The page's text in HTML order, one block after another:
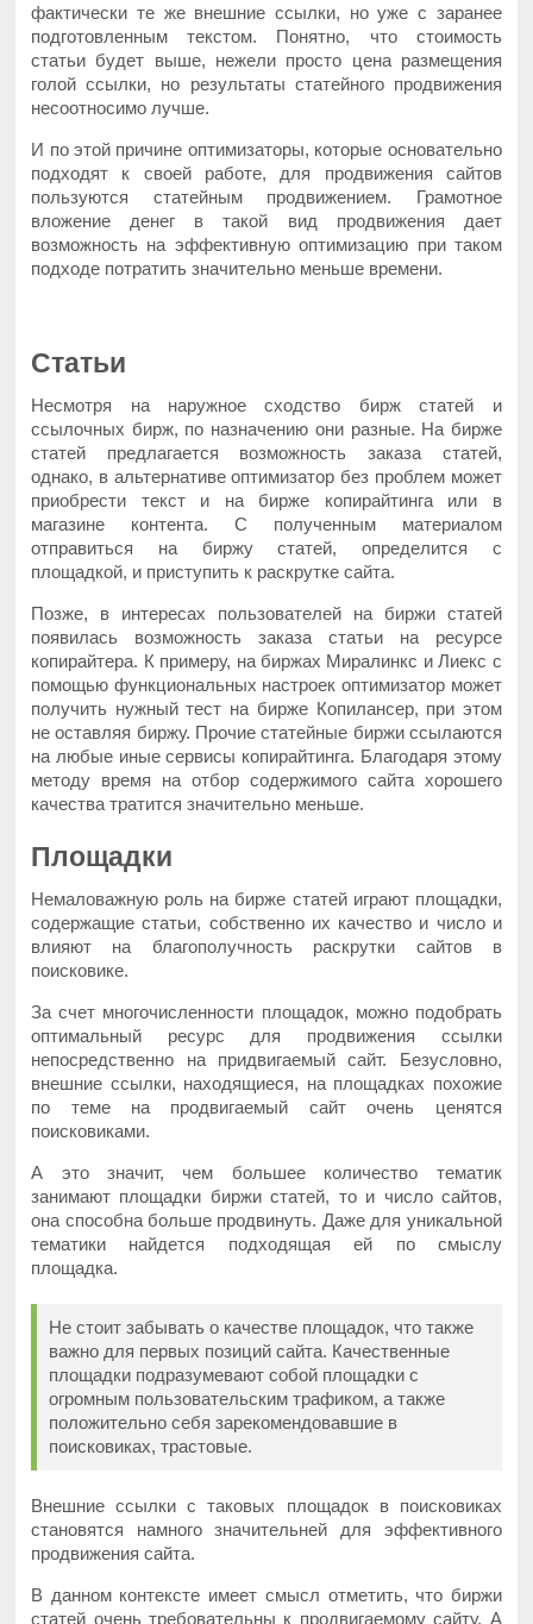
фактически те же внешние ссылки, но уже с заранее
подготовленным текстом. Понятно, что стоимость
статьи будет выше, нежели просто цена размещения
голой ссылки, но результаты статейного продвижения
несоотносимо лучше.
И по этой причине оптимизаторы, которые основательно
подходят к своей работе, для продвижения сайтов
пользуются статейным продвижением. Грамотное
вложение денег в такой вид продвижения дает
возможность на эффективную оптимизацию при таком
подходе потратить значительно меньше времени.
Статьи
Несмотря на наружное сходство бирж статей и
ссылочных бирж, по назначению они разные. На бирже
статей предлагается возможность заказа статей,
однако, в альтернативе оптимизатор без проблем может
приобрести текст и на бирже копирайтинга или в
магазине контента. С полученным материалом
отправиться на биржу статей, определится с
площадкой, и приступить к раскрутке сайта.
Позже, в интересах пользователей на биржи статей
появилась возможность заказа статьи на ресурсе
копирайтера. К примеру, на биржах Миралинкс и Лиекс с
помощью функциональных настроек оптимизатор может
получить нужный тест на бирже Копилансер, при этом
не оставляя биржу. Прочие статейные биржи ссылаются
на любые иные сервисы копирайтинга. Благодаря этому
методу время на отбор содержимого сайта хорошего
качества тратится значительно меньше.
Площадки
Немаловажную роль на бирже статей играют площадки,
содержащие статьи, собственно их качество и число и
влияют на благополучность раскрутки сайтов в
поисковике.
За счет многочисленности площадок, можно подобрать
оптимальный ресурс для продвижения ссылки
непосредственно на придвигаемый сайт. Безусловно,
внешние ссылки, находящиеся, на площадках похожие
по теме на продвигаемый сайт очень ценятся
поисковиками.
А это значит, чем большее количество тематик
занимают площадки биржи статей, то и число сайтов,
она способна больше продвинуть. Даже для уникальной
тематики найдется подходящая ей по смыслу
площадка.
Не стоит забывать о качестве площадок, что также
важно для первых позиций сайта. Качественные
площадки подразумевают собой площадки с
огромным пользовательским трафиком, а также
положительно себя зарекомендовавшие в
поисковиках, трастовые.
Внешние ссылки с таковых площадок в поисковиках
становятся намного значительней для эффективного
продвижения сайта.
В данном контексте имеет смысл отметить, что биржи
статей очень требовательны к продвигаемому сайту. А